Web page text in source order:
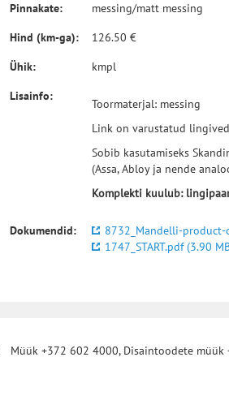
Pinnakate:
messing/matt messing
Hind (km-ga):
126.50 €
Ühik:
kmpl
Lisainfo:
Toormaterjal: messing
Link on varustatud
Sobib kasutamiseks
(Assa, Abloy ja nende
Komplekti kuulub:
Dokumendid:
8732_Mandelli-product-
1747_START.pdf (3.90
Müük +372 602 4000, Disaintoodete